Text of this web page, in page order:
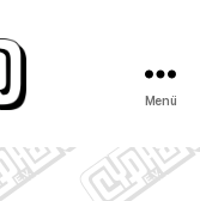
Menü